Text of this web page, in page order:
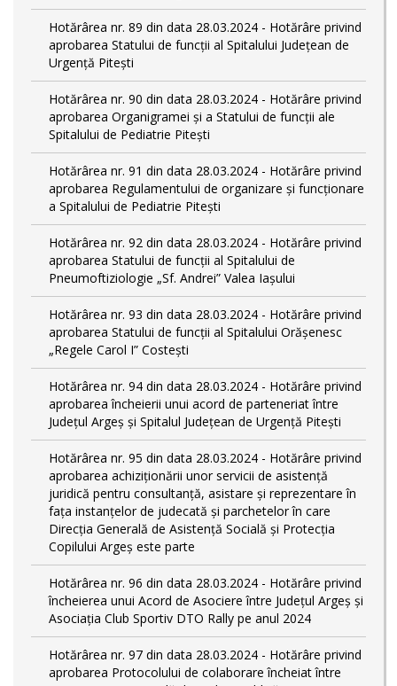
Hotărârea nr. 89 din data 28.03.2024 - Hotărâre privind
aprobarea Statului de funcții al Spitalului Județean de
Urgență Pitești
Hotărârea nr. 90 din data 28.03.2024 - Hotărâre privind
aprobarea Organigramei și a Statului de funcţii ale
Spitalului de Pediatrie Pitești
Hotărârea nr. 91 din data 28.03.2024 - Hotărâre privind
aprobarea Regulamentului de organizare și funcționare
a Spitalului de Pediatrie Pitești
Hotărârea nr. 92 din data 28.03.2024 - Hotărâre privind
aprobarea Statului de funcţii al Spitalului de
Pneumoftiziologie „Sf. Andrei” Valea Iașului
Hotărârea nr. 93 din data 28.03.2024 - Hotărâre privind
aprobarea Statului de funcţii al Spitalului Orășenesc
„Regele Carol I” Costești
Hotărârea nr. 94 din data 28.03.2024 - Hotărâre privind
aprobarea încheierii unui acord de parteneriat între
Județul Argeș și Spitalul Județean de Urgență Pitești
Hotărârea nr. 95 din data 28.03.2024 - Hotărâre privind
aprobarea achiziționării unor servicii de asistență
juridică pentru consultanță, asistare și reprezentare în
fața instanțelor de judecată și parchetelor în care
Direcția Generală de Asistență Socială și Protecția
Copilului Argeș este parte
Hotărârea nr. 96 din data 28.03.2024 - Hotărâre privind
încheierea unui Acord de Asociere între Județul Argeș și
Asociația Club Sportiv DTO Rally pe anul 2024
Hotărârea nr. 97 din data 28.03.2024 - Hotărâre privind
aprobarea Protocolului de colaborare încheiat între